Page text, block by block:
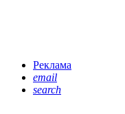
Реклама
email
search